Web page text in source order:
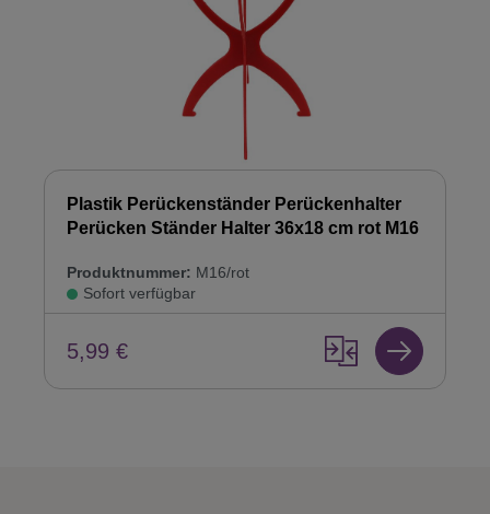
Plastik Perückenständer Perückenhalter
Perücken Ständer Halter 36x18 cm rot M16
Produktnummer: M16/rot
Sofort verfügbar
5,99 €